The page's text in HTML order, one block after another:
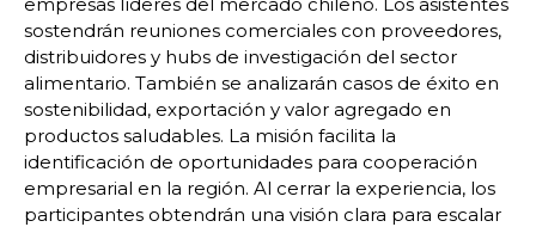
sostendrán reuniones comerciales con proveedores,
distribuidores y hubs de investigación del sector
alimentario. También se analizarán casos de éxito en
sostenibilidad, exportación y valor agregado en
productos saludables. La misión facilita la
identificación de oportunidades para cooperación
empresarial en la región. Al cerrar la experiencia, los
participantes obtendrán una visión clara para escalar